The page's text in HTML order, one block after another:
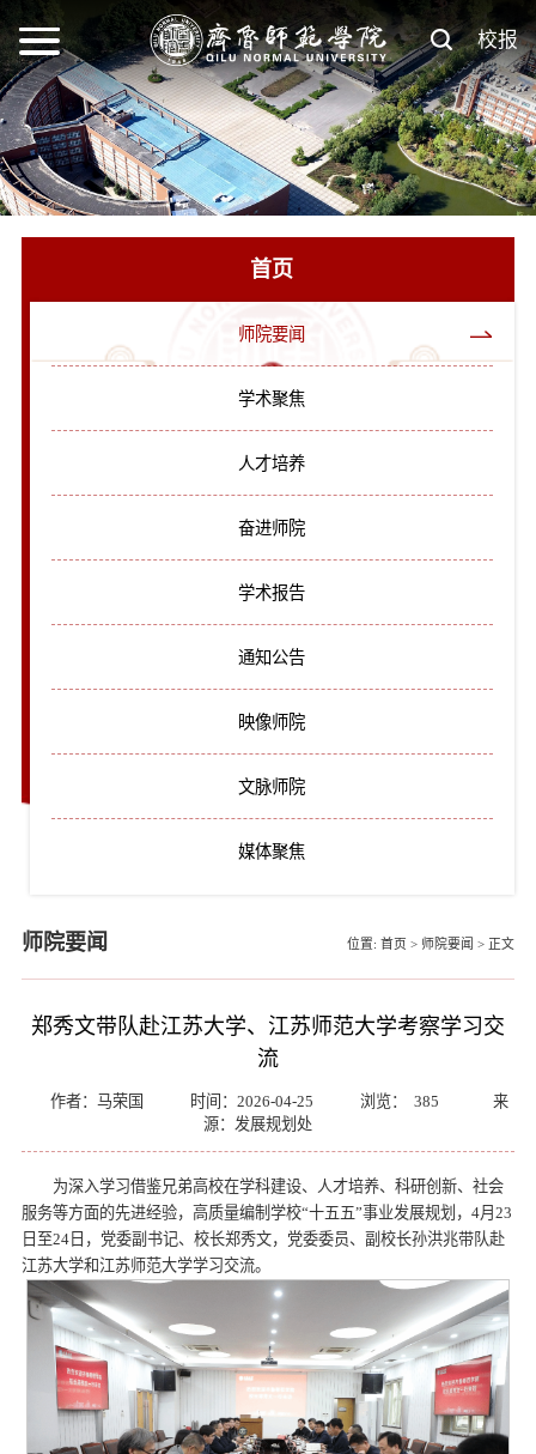
校报
首页
师院要闻
学术聚焦
人才培养
奋进师院
学术报告
通知公告
映像师院
文脉师院
媒体聚焦
师院要闻 位置: 首页 > 师院要闻 > 正文
郑秀文带队赴江苏大学、江苏师范大学考察学习交
流
作者：马荣国 时间：2026-04-25 浏览： 385
来
源：发展规划处
为深入学习借鉴兄弟高校在学科建设、人才培养、科研创新、社会
服务等方面的先进经验，高质量编制学校“十五五”事业发展规划，4月23
日至24日，党委副书记、校长郑秀文，党委委员、副校长孙洪兆带队赴
江苏大学和江苏师范大学学习交流。